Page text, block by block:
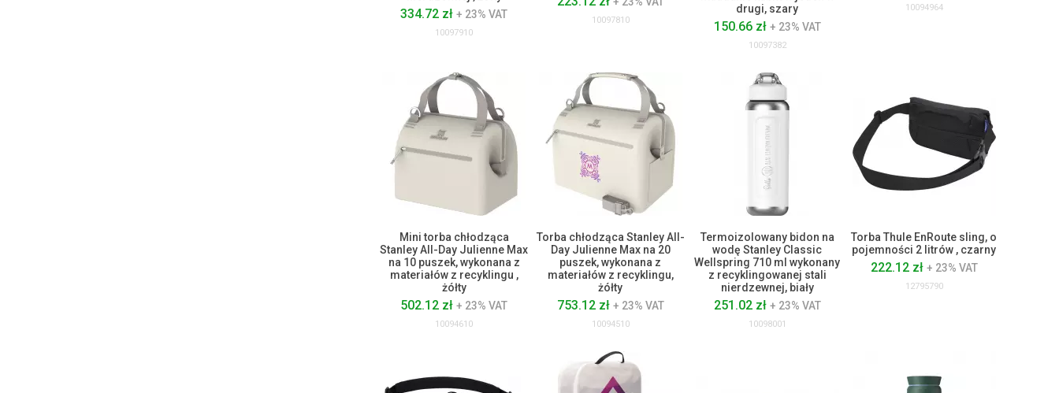
334.72 zł+ 23% VAT
10097910
10097810
drugi, szary
150.66 zł + 23% VAT
10097382
10094964
Mini torba chłodząca
Stanley All-Day Julienne Max
na 10 puszek, wykonana z
materiałów z recyklingu ,
żółty
502.12 zł+ 23% VAT
10094610
Torba chłodząca Stanley All-
Day Julienne Max na 20
puszek, wykonana z
materiałów z recyklingu,
żółty
753.12 zł + 23% VAT
10094510
Termoizolowany bidon na
wodę Stanley Classic
Wellspring 710 ml wykonany
z recyklingowanej stali
nierdzewnej, biały
251.02 zł + 23% VAT
10098001
Torba Thule EnRoute sling, o
pojemności 2 litrów , czarny
222.12 zł + 23% VAT
12795790